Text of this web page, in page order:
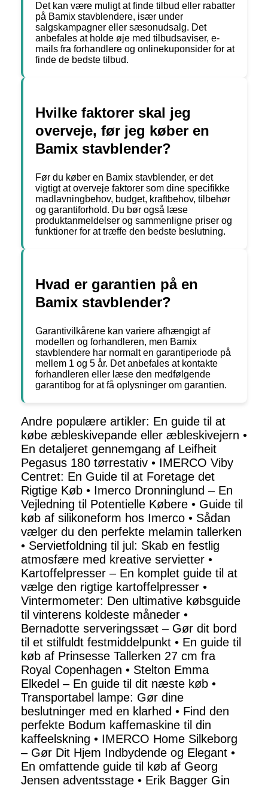
Det kan være muligt at finde tilbud eller rabatter
på Bamix stavblendere, især under
salgskampagner eller sæsonudsalg. Det
anbefales at holde øje med tilbudsaviser, e-
mails fra forhandlere og onlinekuponsider for at
finde de bedste tilbud.
Hvilke faktorer skal jeg
overveje, før jeg køber en
Bamix stavblender?
Før du køber en Bamix stavblender, er det
vigtigt at overveje faktorer som dine specifikke
madlavningbehov, budget, kraftbehov, tilbehør
og garantiforhold. Du bør også læse
produktanmeldelser og sammenligne priser og
funktioner for at træffe den bedste beslutning.
Hvad er garantien på en
Bamix stavblender?
Garantivilkårene kan variere afhængigt af
modellen og forhandleren, men Bamix
stavblendere har normalt en garantiperiode på
mellem 1 og 5 år. Det anbefales at kontakte
forhandleren eller læse den medfølgende
garantibog for at få oplysninger om garantien.
Andre populære artikler: En guide til at
købe æbleskivepande eller æbleskivejern •
En detaljeret gennemgang af Leifheit
Pegasus 180 tørrestativ • IMERCO Viby
Centret: En Guide til at Foretage det
Rigtige Køb • Imerco Dronninglund – En
Vejledning til Potentielle Købere • Guide til
køb af silikoneform hos Imerco • Sådan
vælger du den perfekte melamin tallerken
• Servietfoldning til jul: Skab en festlig
atmosfære med kreative servietter •
Kartoffelpresser – En komplet guide til at
vælge den rigtige kartoffelpresser •
Vintermometer: Den ultimative købsguide
til vinterens koldeste måneder •
Bernadotte serveringssæt – Gør dit bord
til et stilfuldt festmiddelpunkt • En guide til
køb af Prinsesse Tallerken 27 cm fra
Royal Copenhagen • Stelton Emma
Elkedel – En guide til dit næste køb •
Transportabel lampe: Gør dine
beslutninger med en klarhed • Find den
perfekte Bodum kaffemaskine til din
kaffeelskning • IMERCO Home Silkeborg
– Gør Dit Hjem Indbydende og Elegant •
En omfattende guide til køb af Georg
Jensen adventsstage • Erik Bagger Gin